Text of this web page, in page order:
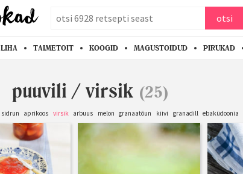
otsi
LIHA TAIMETOIT KOOGID MAGUSTOIDUD PIRUKAD
puuvili / virsik (25)
sidrun aprikoos virsik arbuus melon granaatõun kiivi granadill ebaküdoonia